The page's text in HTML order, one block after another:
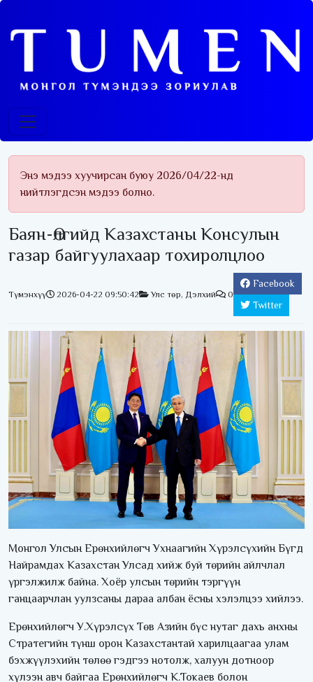
Энэ мэдээ хуучирсан буюу 2026/04/22-нд
нийтлэгдсэн мэдээ болно.
Баян-Өлгийд Казахстаны Консулын
газар байгуулахаар тохиролцлоо
Түмэнхүү 2026-04-22 09:50:42 Улс төр, Дэлхий 0
Facebook
Twitter
Монгол Улсын Ерөнхийлөгч Ухнаагийн Хүрэлсүхийн Бүгд
Найрамдах Казахстан Улсад хийж буй төрийн айлчлал
үргэлжилж байна. Хоёр улсын төрийн тэргүүн
ганцаарчлан уулзсаны дараа албан ёсны хэлэлцээ хийлээ.
Ерөнхийлөгч У.Хүрэлсүх Төв Азийн бүс нутаг дахь анхны
Стратегийн түнш орон Казахстантай харилцаагаа улам
бэхжүүлэхийн төлөө гэдгээ нотолж, халуун дотноор
хүлээн авч байгаа Ерөнхийлөгч К.Токаев болон